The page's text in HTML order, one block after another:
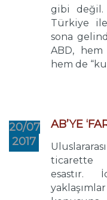
gibi değil.
Türkiye
sona
ABD,
hem de
20/07
2017
AB’YE
ticarette
esastır.